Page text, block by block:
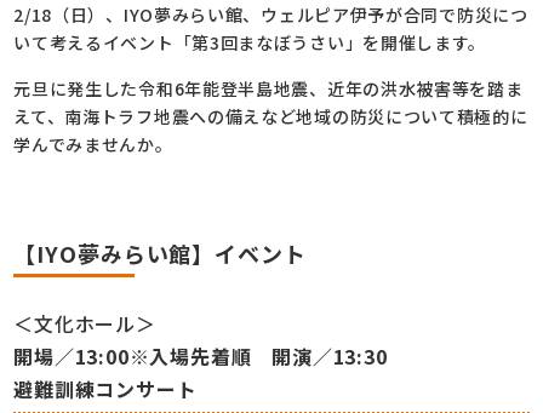
2/18（日）、IYO夢みらい館、ウェルピア伊予が合同で防災につ
いて考えるイベント「第3回まなぼうさい」を開催します。
元旦に発生した令和6年能登半島地震、近年の洪水被害等を踏ま
えて、南海トラフ地震への備えなど地域の防災について積極的に
学んでみませんか。
【IYO夢みらい館】イベント
＜文化ホール＞
開場／13:00※入場先着順 開演／13:30
避難訓練コンサート